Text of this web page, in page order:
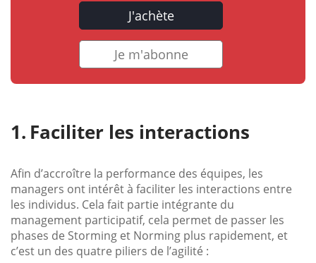
J'achète
Je m'abonne
Faciliter les interactions
Afin d’accroître la performance des équipes, les
managers ont intérêt à faciliter les interactions entre
les individus. Cela fait partie intégrante du
management participatif, cela permet de passer les
phases de Storming et Norming plus rapidement, et
c’est un des quatre piliers de l’agilité :